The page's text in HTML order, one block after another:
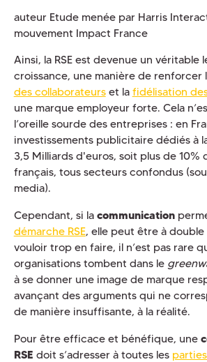
auteur Etude menée par Harris
mouvement Impact France
Ainsi, la RSE est devenue un véritable
croissance, une manière de renforcer
des collaborateurset la fidélisation
une marque employeur forte. Cela
l’oreille sourde des entreprises : en
investissements publicitaire dédiés à
3,5 Milliards d'euros, soit plus de 10%
français, tous secteurs confondus
media).
Cependant, si la communication
démarche RSE, elle peut être à
vouloir trop en faire, il n’est pas rare
organisations tombent dans le
à se donner une image de marque
avançant des arguments qui ne
de manière insuffisante, à la réalité.
Pour être efficace et bénéfique, une
RSE doit s’adresser à toutes les